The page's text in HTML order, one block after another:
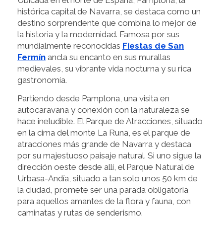
histórica capital de Navarra, se destaca como un
destino sorprendente que combina lo mejor de
la historia y la modernidad. Famosa por sus
mundialmente reconocidas Fiestas de San
Fermín ancla su encanto en sus murallas
medievales, su vibrante vida nocturna y su rica
gastronomía.
Partiendo desde Pamplona, una visita en
autocaravana y conexión con la naturaleza se
hace ineludible. El Parque de Atracciones, situado
en la cima del monte La Runa, es el parque de
atracciones más grande de Navarra y destaca
por su majestuoso paisaje natural. Si uno sigue la
dirección oeste desde allí, el Parque Natural de
Urbasa-Andía, situado a tan solo unos 50 km de
la ciudad, promete ser una parada obligatoria
para aquellos amantes de la flora y fauna, con
caminatas y rutas de senderismo.